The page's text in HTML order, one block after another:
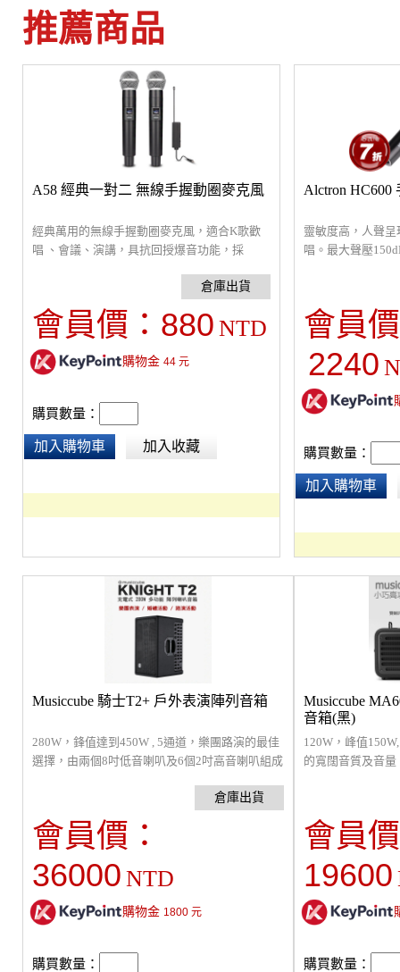
推薦商品
A58 經典一對二 無線手握動圈麥克風
經典萬用的無線手握動圈麥克風，適合K歌歡
唱 、會議、演講，具抗回授爆音功能，採
箱即可。無線距離30米，附電池18650、
6.35mm轉接頭。
會員價： 880 NTD
購物金 44元
購買數量：
加入購物車 加入收藏
Alctron HC600
靈敏度高，人聲
唱。最大聲壓
鋅合金機身堅硬
會員
2240
購買數量：
加入購物車
Musiccube 騎士T2+ 戶外表演陣列音箱
280W，鋒值達到450W , 5通道，樂團路演的最佳
選擇，由兩個8吋低音喇叭及6個2吋高音喇叭組成
手，可清晰聽到自己的聲音，5個6.35mm及XLR
通用輸入口，適合各種樂器及麥克風，獨立的EQ
調整及特效設定。可藍芽連接手機，當作藍芽喇
表演 、練舞、聚會K歌、會議、演講。尺寸：
重量13.6 Kg
會員價：
36000 NTD
購物金 1800元
購買數量：
Musiccube
音箱(黑)
120W，峰值
的寬闊音質及音
叭播放音樂。可
唱表演 、練舞、
電池。可使用4-6
會員
19600
購買數量：